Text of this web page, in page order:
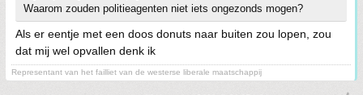
Waarom zouden politieagenten niet iets ongezonds mogen?
Als er eentje met een doos donuts naar buiten zou lopen, zou
dat mij wel opvallen denk ik
Representant van het failliet van de westerse liberale maatschappij